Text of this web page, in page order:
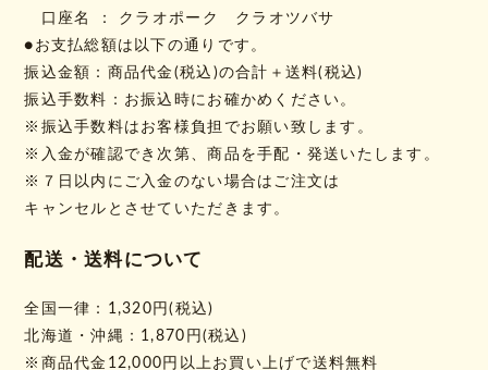
口座名 ： クラオポーク クラオツバサ
●お支払総額は以下の通りです。
振込金額：商品代金(税込)の合計＋送料(税込)
振込手数料：お振込時にお確かめください。
※振込手数料はお客様負担でお願い致します。
※入金が確認でき次第、商品を手配・発送いたします。
※７日以内にご入金のない場合はご注文は
キャンセルとさせていただきます。
配送・送料について
全国一律：1,320円(税込)
北海道・沖縄：1,870円(税込)
※商品代金12,000円以上お買い上げで送料無料